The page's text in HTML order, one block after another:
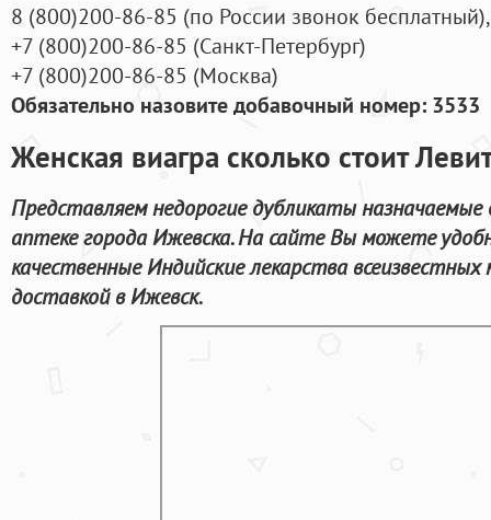
8 (800)200-86-85 (по России звонок бесплатный),
+7 (800)200-86-85 (Санкт-Петербург)
+7 (800)200-86-85 (Москва)
Обязательно назовите добавочный номер: 3533
Женская виагра сколько стоит
Представляем недорогие дубликаты
аптеке города Ижевска. На сайте Вы можете
качественные Индийские лекарства
доставкой в Ижевск.